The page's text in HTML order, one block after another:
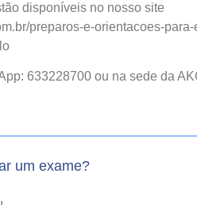
disponíveis no nosso site
preparos-e-orientacoes-para-
633228700 ou na sede da
um exame?